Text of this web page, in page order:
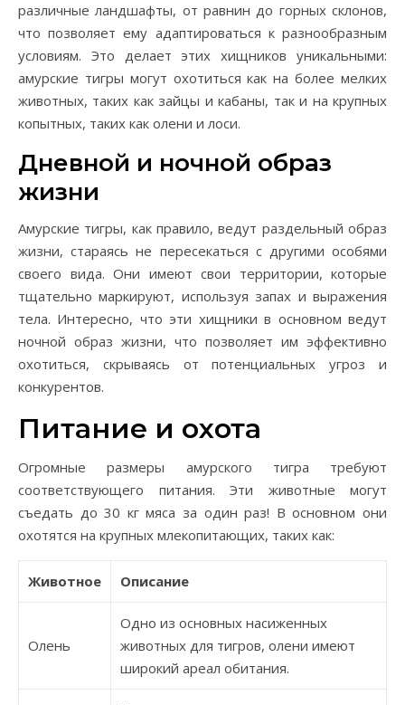
различные ландшафты, от равнин до горных склонов,
что позволяет ему адаптироваться к разнообразным
условиям. Это делает этих хищников уникальными:
амурские тигры могут охотиться как на более мелких
животных, таких как зайцы и кабаны, так и на крупных
копытных, таких как олени и лоси.
Дневной и ночной образ
жизни
Амурские тигры, как правило, ведут раздельный образ
жизни, стараясь не пересекаться с другими особями
своего вида. Они имеют свои территории, которые
тщательно маркируют, используя запах и выражения
тела. Интересно, что эти хищники в основном ведут
ночной образ жизни, что позволяет им эффективно
охотиться, скрываясь от потенциальных угроз и
конкурентов.
Питание и охота
Огромные размеры амурского тигра требуют
соответствующего питания. Эти животные могут
съедать до 30 кг мяса за один раз! В основном они
охотятся на крупных млекопитающих, таких как:
Животное Описание
Олень
Одно из основных насиженных
животных для тигров, олени имеют
широкий ареал обитания.